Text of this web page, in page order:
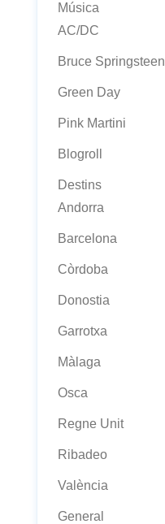
Música
AC/DC
Bruce Springsteen
Green Day
Pink Martini
Blogroll
Destins
Andorra
Barcelona
Còrdoba
Donostia
Garrotxa
Màlaga
Osca
Regne Unit
Ribadeo
València
General